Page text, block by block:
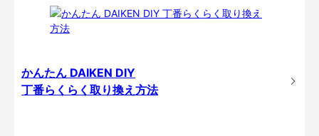
かんたん DAIKEN DIY
丁番らくらく取り換え方法